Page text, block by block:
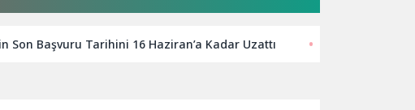
Son Başvuru Tarihini 16 Haziran’a Kadar Uzattı